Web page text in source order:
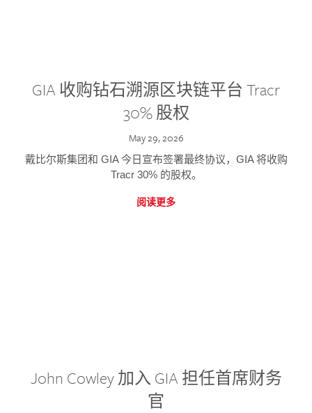
GIA 收购钻石溯源区块链平台 Tracr
30% 股权
May 29, 2026
戴比尔斯集团和 GIA 今日宣布签署最终协议，GIA 将收购
Tracr 30% 的股权。
阅读更多
John Cowley 加入 GIA 担任首席财务
官